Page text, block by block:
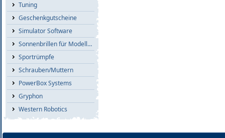
Tuning
Geschenkgutscheine
Simulator Software
Sonnenbrillen für Modellflieger
Sportrümpfe
Schrauben/Muttern
PowerBox Systems
Gryphon
Western Robotics